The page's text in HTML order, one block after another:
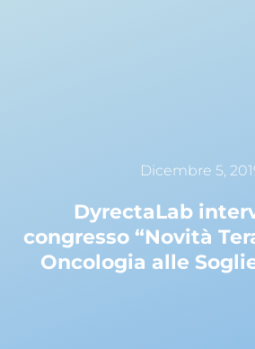
Dicembre 5,
DyrectaLab
congresso “Novità
Oncologia alle